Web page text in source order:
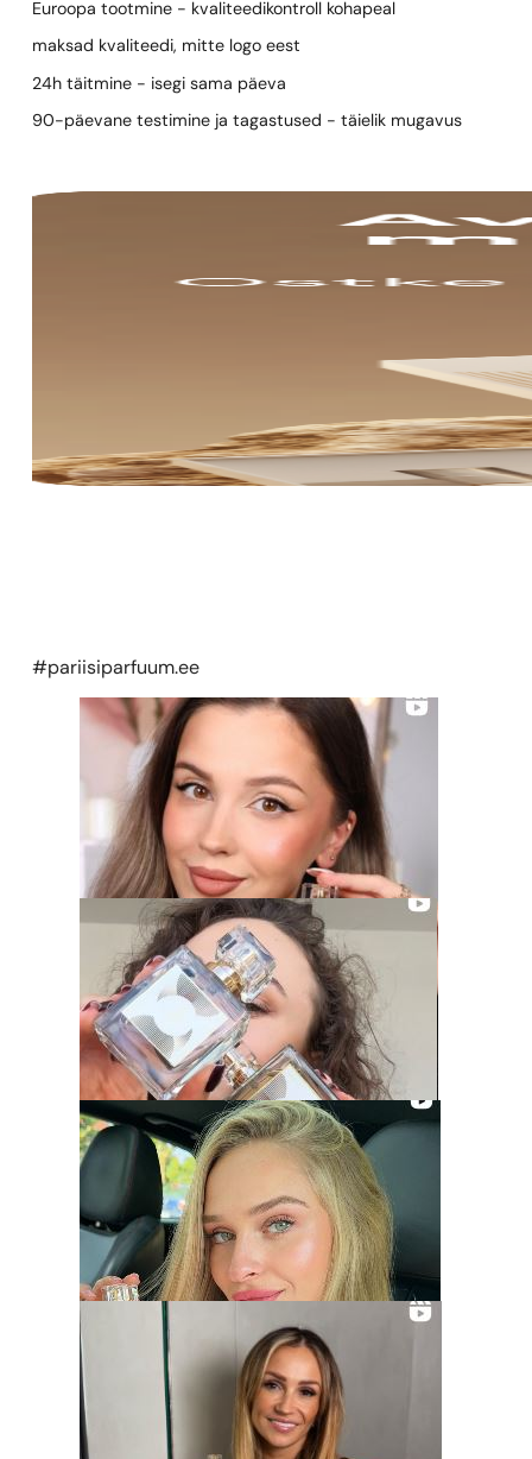
Euroopa tootmine - kvaliteedikontroll kohapeal
maksad kvaliteedi, mitte logo eest
24h täitmine - isegi sama päeva
90-päevane testimine ja tagastused - täielik mugavus
#pariisiparfuum.ee